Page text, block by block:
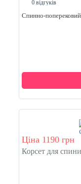
0 відгуків
Спинно-
Ціна 1190 грн
Корсет для